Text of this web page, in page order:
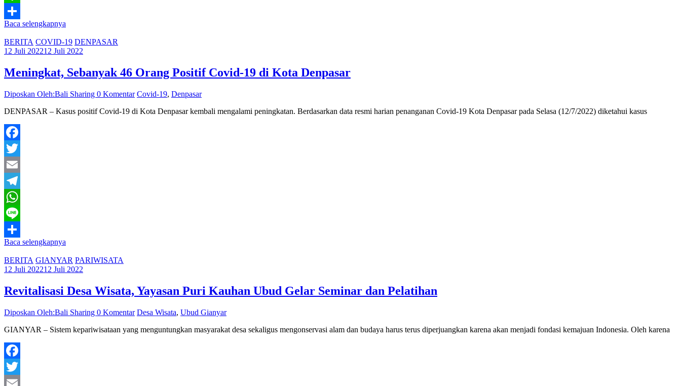
Line
Share
Baca selengkapnya
BERITA COVID-19 DENPASAR
12 Juli 202212 Juli 2022
Meningkat, Sebanyak 46 Orang Positif Covid-19 di Kota Denpasar
Diposkan Oleh:Bali Sharing 0 Komentar Covid-19, Denpasar
DENPASAR – Kasus positif Covid-19 di Kota Denpasar kembali mengalami peningkatan. Berdasarkan data resmi harian penanganan Covid-19 Kota Denpasar pada Selasa (12/7/2022) diketahui kasus
Facebook
Twitter
Email
Telegram
WhatsApp
Line
Share
Baca selengkapnya
BERITA GIANYAR PARIWISATA
12 Juli 202212 Juli 2022
Revitalisasi Desa Wisata, Yayasan Puri Kauhan Ubud Gelar Seminar dan Pelatihan
Diposkan Oleh:Bali Sharing 0 Komentar Desa Wisata, Ubud Gianyar
GIANYAR – Sistem kepariwisataan yang menguntungkan masyarakat desa sekaligus mengonservasi alam dan budaya harus terus diperjuangkan karena akan menjadi fondasi kemajuan Indonesia. Oleh karena
Facebook
Twitter